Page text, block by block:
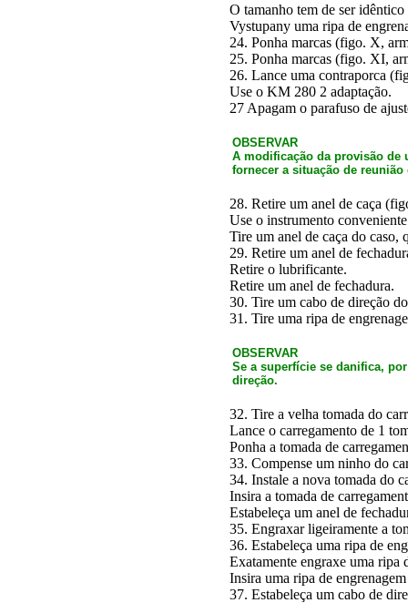
O tamanho tem de ser
Vystupany uma ripa de
24. Ponha marcas (figo. X,
25. Ponha marcas (figo. XI,
26. Lance uma contraporca
Use o KM 280 2 adaptação.
27 Apagam o parafuso de
OBSERVAR
A modificação da provisão de
fornecer a situação de reunião
28. Retire um anel de caça
Use o instrumento
Tire um anel de caça do caso,
29. Retire um anel de
Retire o lubrificante.
Retire um anel de fechadura.
30. Tire um cabo de direção
31. Tire uma ripa de
OBSERVAR
Se a superfície se danifica,
direção.
32. Tire a velha tomada do
Lance o carregamento de 1
Ponha a tomada de
33. Compense um ninho do
34. Instale a nova tomada do
Insira a tomada de
Estabeleça um anel de
35. Engraxar ligeiramente a
36. Estabeleça uma ripa de
Exatamente engraxe uma ripa
Insira uma ripa de
37. Estabeleça um cabo de